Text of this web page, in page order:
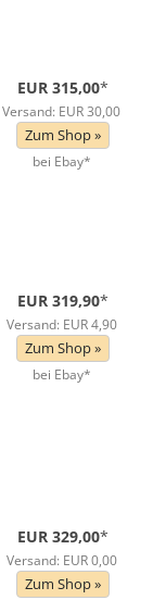
EUR 315,00*
Versand: EUR 30,00
Zum Shop »
bei Ebay*
EUR 319,90*
Versand: EUR 4,90
Zum Shop »
bei Ebay*
EUR 329,00*
Versand: EUR 0,00
Zum Shop »